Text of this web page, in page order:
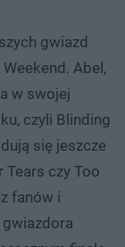
gwiazd
Abel,
w swojej
czyli Blinding
się jeszcze
Tears czy Too
fanów i